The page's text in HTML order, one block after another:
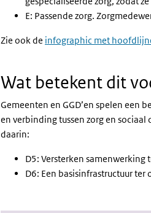
E: Passende zorg.
Zie ook de infographic met
Wat betekent dit
Gemeenten en GGD’en spelen een
en verbinding tussen zorg en
daarin:
D5: Versterken
D6: Een basisinfrastructuur